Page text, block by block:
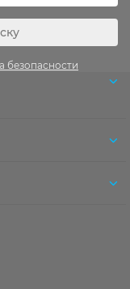
безопасности